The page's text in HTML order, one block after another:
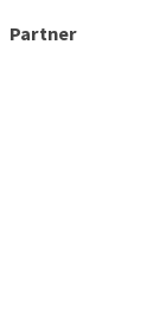
Partner